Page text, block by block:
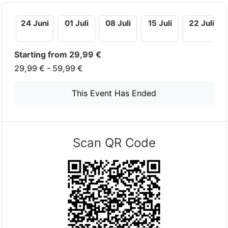
24 Juni 01 Juli 08 Juli 15 Juli 22 Juli
Starting from 29,99 €
29,99 € - 59,99 €
This Event Has Ended
Scan QR Code